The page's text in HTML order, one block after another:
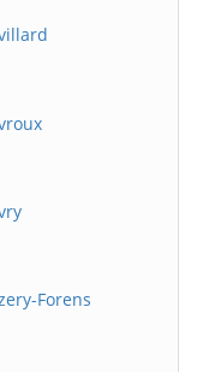
Forens